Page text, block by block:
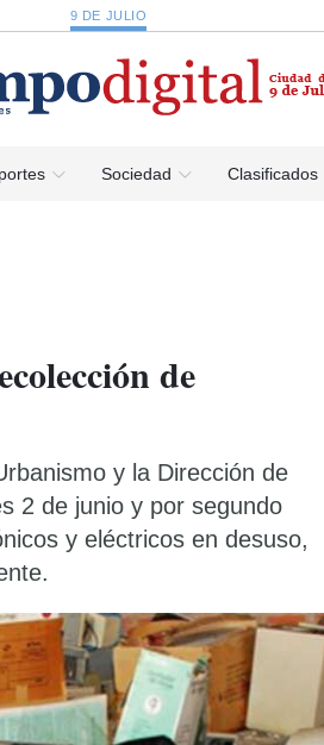
9 DE JULIO
Sociedad Clasificados
de
y la Dirección de
2 de junio y por segundo
y eléctricos en desuso,